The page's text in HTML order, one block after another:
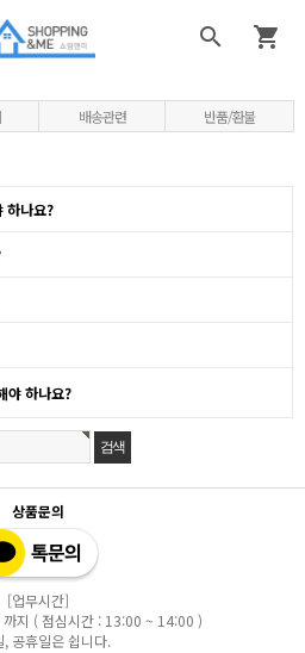
 
배송관련
반품/환불
하나요?
야 하나요?
상품문의
[업무시간]
지 ( 점심시간 : 13:00 ~ 14:00 )
, 공휴일은 쉽니다.